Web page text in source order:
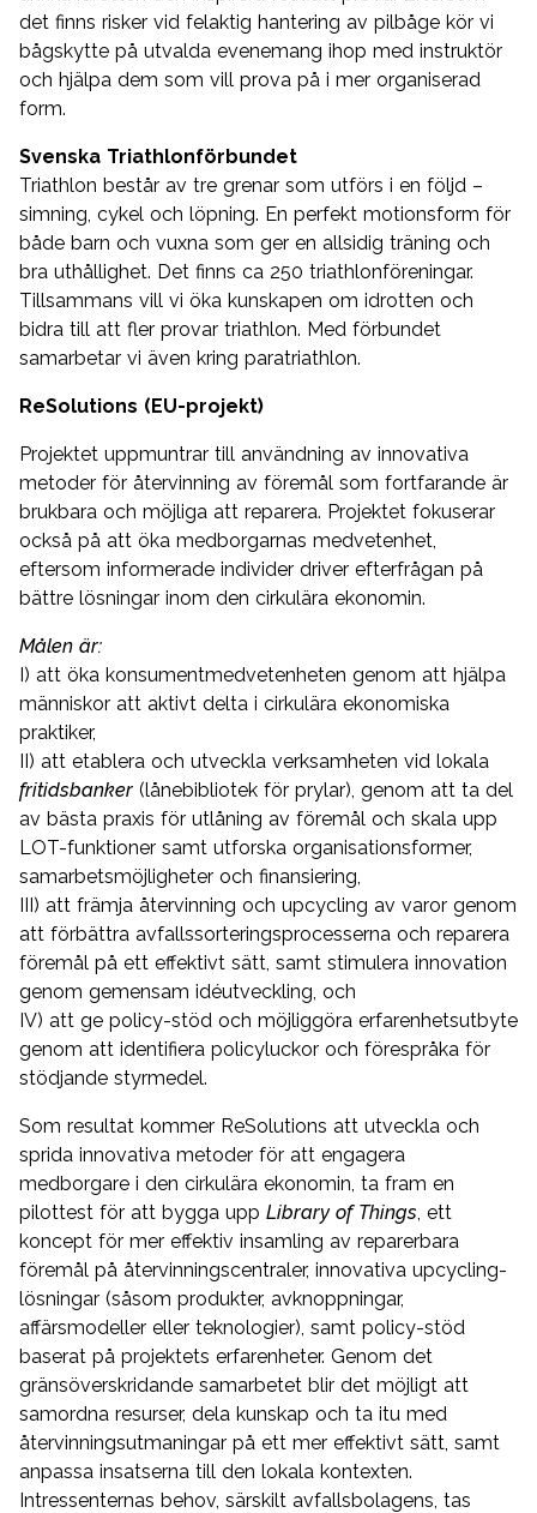
det finns risker vid felaktig hantering av pilbåge kör vi
bågskytte på utvalda evenemang ihop med instruktör
och hjälpa dem som vill prova på i mer organiserad
form.
Svenska Triathlonförbundet
Triathlon består av tre grenar som utförs i en följd –
simning, cykel och löpning. En perfekt motionsform för
både barn och vuxna som ger en allsidig träning och
bra uthållighet. Det finns ca 250 triathlonföreningar.
Tillsammans vill vi öka kunskapen om idrotten och
bidra till att fler provar triathlon. Med förbundet
samarbetar vi även kring paratriathlon.
ReSolutions (EU-projekt)
Projektet uppmuntrar till användning av innovativa
metoder för återvinning av föremål som fortfarande är
brukbara och möjliga att reparera. Projektet fokuserar
också på att öka medborgarnas medvetenhet,
eftersom informerade individer driver efterfrågan på
bättre lösningar inom den cirkulära ekonomin.
Målen är:
I) att öka konsumentmedvetenheten genom att hjälpa
människor att aktivt delta i cirkulära ekonomiska
praktiker,
II) att etablera och utveckla verksamheten vid lokala
fritidsbanker (lånebibliotek för prylar), genom att ta del
av bästa praxis för utlåning av föremål och skala upp
LOT-funktioner samt utforska organisationsformer,
samarbetsmöjligheter och finansiering,
III) att främja återvinning och upcycling av varor genom
att förbättra avfallssorteringsprocesserna och reparera
föremål på ett effektivt sätt, samt stimulera innovation
genom gemensam idéutveckling, och
IV) att ge policy-stöd och möjliggöra erfarenhetsutbyte
genom att identifiera policyluckor och förespråka för
stödjande styrmedel.
Som resultat kommer ReSolutions att utveckla och
sprida innovativa metoder för att engagera
medborgare i den cirkulära ekonomin, ta fram en
pilottest för att bygga upp Library of Things, ett
koncept för mer effektiv insamling av reparerbara
föremål på återvinningscentraler, innovativa upcycling-
lösningar (såsom produkter, avknoppningar,
affärsmodeller eller teknologier), samt policy-stöd
baserat på projektets erfarenheter. Genom det
gränsöverskridande samarbetet blir det möjligt att
samordna resurser, dela kunskap och ta itu med
återvinningsutmaningar på ett mer effektivt sätt, samt
anpassa insatserna till den lokala kontexten.
Intressenternas behov, särskilt avfallsbolagens, tas